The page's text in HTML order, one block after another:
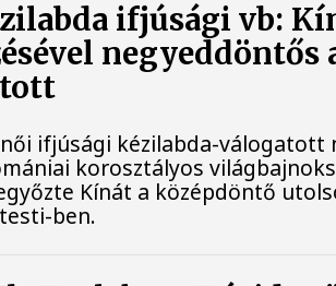
ifjúsági vb:
negyeddöntős
ifjúsági kézilabda-válogatott
korosztályos
Kínát a középdöntő
ben.